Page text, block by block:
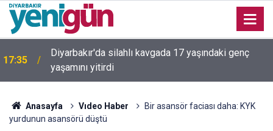
17:35
Diyarbakır'da silahlı kavgada 17 yaşındaki genç
yaşamını yitirdi
16:54
Bahceli'den Öcalan ve Demirtaş açıklaması
Anasayfa Vıdeo Haber
Bir asansör faciası daha: KYK
yurdunun asansörü düştü